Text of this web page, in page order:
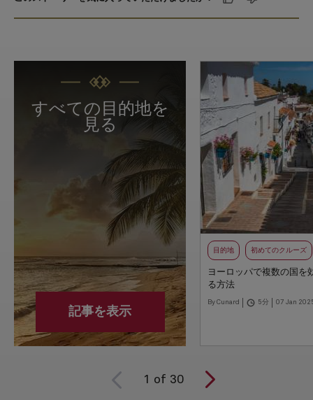
すべての目的地を
見る
記事を表示
目的地 初めてのクルーズ
ヨーロッパで複数の国を
る方法
By Cunard 5分 07 Jan
1 of 30